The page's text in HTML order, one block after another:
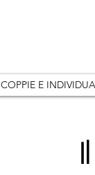
COPPIE E